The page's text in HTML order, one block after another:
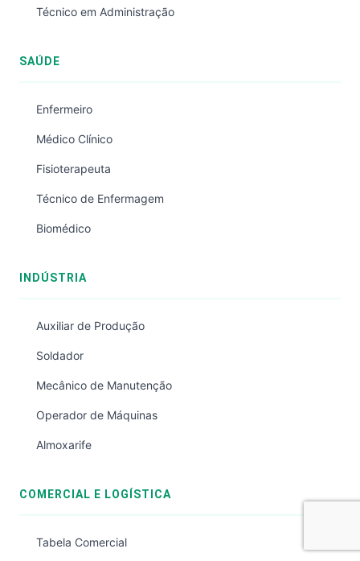
Técnico em Administração
SAÚDE
Enfermeiro
Médico Clínico
Fisioterapeuta
Técnico de Enfermagem
Biomédico
INDÚSTRIA
Auxiliar de Produção
Soldador
Mecânico de Manutenção
Operador de Máquinas
Almoxarife
COMERCIAL E LOGÍSTICA
Tabela Comercial